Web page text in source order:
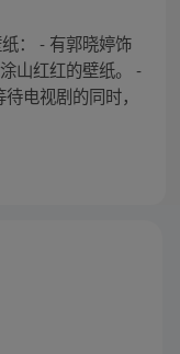
： - 有郭晓婷饰
山红红的壁纸。 -
电视剧的同时，